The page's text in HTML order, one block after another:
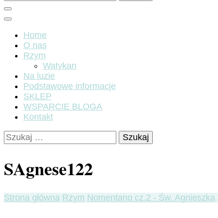
Home
O nas
Rzym
Watykan
Na luzie
Podstawowe informacje
SKLEP
WSPARCIE BLOGA
Kontakt
Szukaj:
SAgnese122
Strona główna Rzym Nomentano cz.2 - Św. Agnieszka